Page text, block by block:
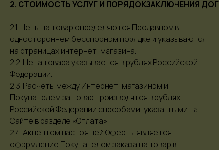
2. СТОИМОСТЬ УСЛУГ И ПОРЯДОКЗАКЛЮЧЕНИЯ
2.1. Цены на товар определяются Продавцом в
одностороннем бесспорном порядке и указываются
на страницах интернет-магазина.
2.2. Цена товара указывается в рублях Российской
Федерации.
2.3. Расчеты между Интернет-магазином и
Покупателем за товар производятся в рублях
Российской Федерации способами, указанными на
Сайте в разделе «Оплата».
2.4. Акцептом настоящей Оферты является
оформление Покупателем заказа на товар в